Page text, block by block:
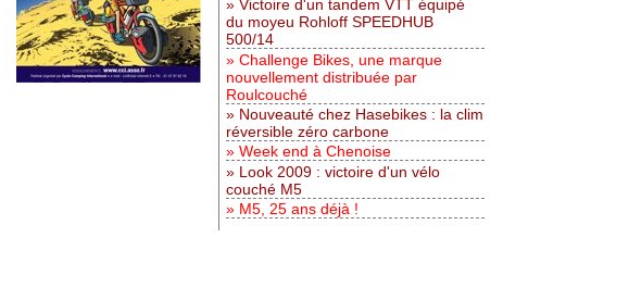
Victoire d'un tandem VTT équipé
du moyeu Rohloff SPEEDHUB
500/14
Challenge Bikes, une marque
nouvellement distribuée par
Roulcouché
Nouveauté chez Hasebikes : la clim
réversible zéro carbone
Week end à Chenoise
Look 2009 : victoire d'un vélo
couché M5
M5, 25 ans déjà !